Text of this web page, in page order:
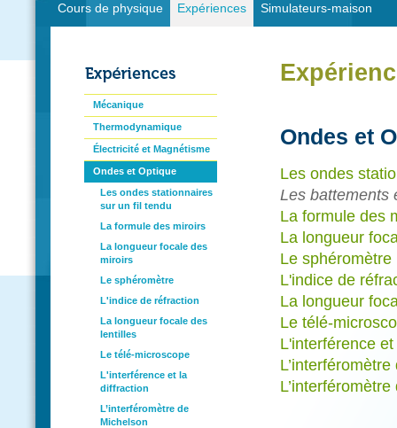
Cours de physique Expériences Simulateurs-maison
Ondes et
Les ondes
Les battements
La formule des
La longueur
Le sphéromètre
L'indice de
La longueur
Le télé-
L'interférence
Mécanique
Thermodynamique
Électricité et Magnétisme
Ondes et Optique
Les ondes stationnaires
sur un fil tendu
La formule des miroirs
La longueur focale des
miroirs
Le sphéromètre
L'indice de réfraction
La longueur focale des
lentilles
Le télé-microscope
L'interférence et la
diffraction
L’interféromètre de
Michelson